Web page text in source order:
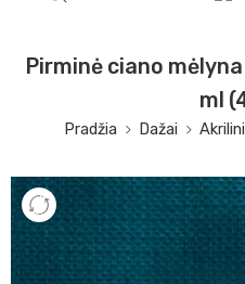
Pirminė ciano
ml
Pradžia Dažai